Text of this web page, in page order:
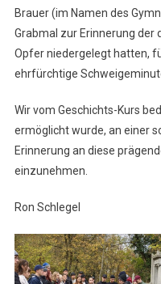
Brauer (im Namen des
Grabmal zur Erinnerung der
Opfer niedergelegt hatten,
ehrfürchtige
Wir vom Geschichts-Kurs
ermöglicht wurde, an einer
Erinnerung an diese
einzunehmen.
Ron Schlegel